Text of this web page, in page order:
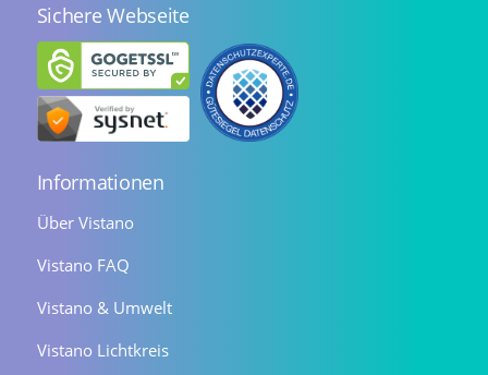
Sichere Webseite
Informationen
Über Vistano
Vistano FAQ
Vistano & Umwelt
Vistano Lichtkreis